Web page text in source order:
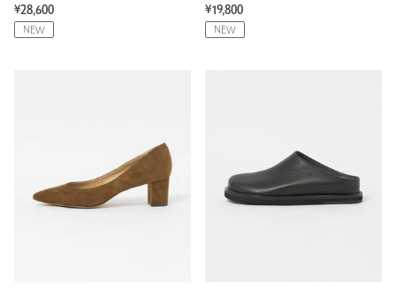
¥28,600
NEW
¥19,800
NEW